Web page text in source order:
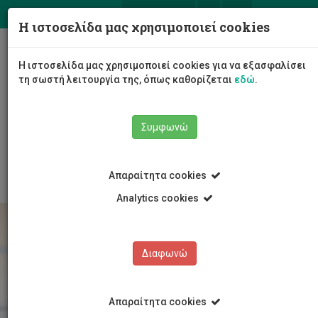
Διοίκηση
Διοικητικές Υπηρεσίες
Η ιστοσελίδα μας χρησιμοποιεί cookies
Η ιστοσελίδα μας χρησιμοποιεί cookies για να εξασφαλίσει
τη σωστή λειτουργία της, όπως καθορίζεται εδώ.
Συμφωνώ
Απαραίτητα cookies
Analytics cookies
Διαφωνώ
Απαραίτητα cookies